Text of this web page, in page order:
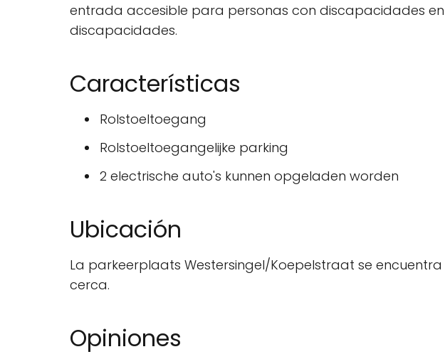
entrada accesible para personas con discapacidades
discapacidades.
Características
Rolstoeltoegang
Rolstoeltoegangelijke parking
2 electrische auto's kunnen opgeladen worden
Ubicación
La parkeerplaats Westersingel/Koepelstraat se
cerca.
Opiniones